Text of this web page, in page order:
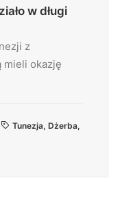
w długi
z
mieli okazję
Tunezja, Dżerba,